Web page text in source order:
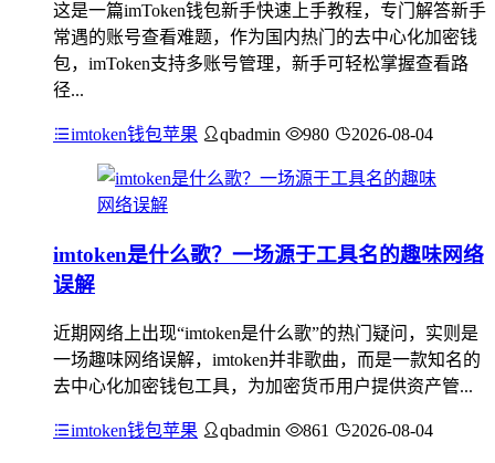
这是一篇imToken钱包新手快速上手教程，专门解答新手
常遇的账号查看难题，作为国内热门的去中心化加密钱
包，imToken支持多账号管理，新手可轻松掌握查看路
径...
imtoken钱包苹果 qbadmin 980 2026-08-04
imtoken是什么歌？一场源于工具名的趣味网络
误解
近期网络上出现“imtoken是什么歌”的热门疑问，实则是
一场趣味网络误解，imtoken并非歌曲，而是一款知名的
去中心化加密钱包工具，为加密货币用户提供资产管...
imtoken钱包苹果 qbadmin 861 2026-08-04